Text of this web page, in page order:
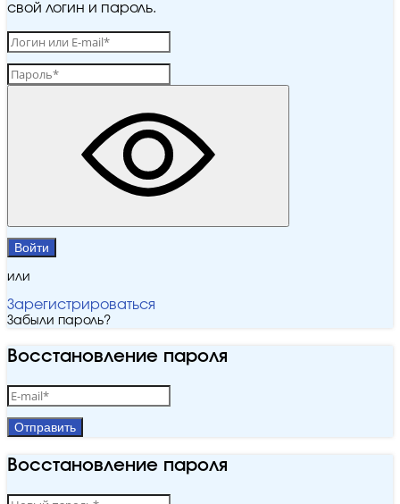
свой логин и пароль.
Войти
или
Зарегистрироваться
Забыли пароль?
Восстановление пароля
Отправить
Восстановление пароля